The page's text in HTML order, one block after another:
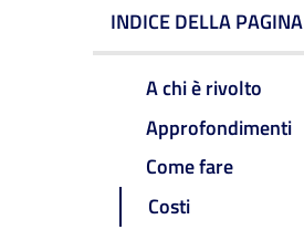
INDICE DELLA PAGINA
A chi è rivolto
Approfondimenti
Come fare
Costi